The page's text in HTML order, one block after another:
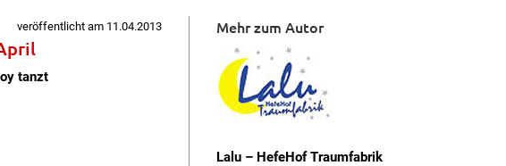
veröffentlicht am 11.04.2013
tanzt
Mehr zum Autor
Lalu – HefeHof Traumfabrik